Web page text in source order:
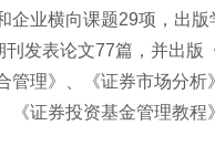
企业横向课题29项，出版
发表论文77篇，并出版
管理》、《证券市场分析
《证券投资基金管理教程